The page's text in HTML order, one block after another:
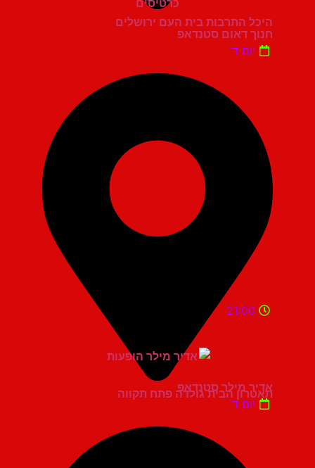
היכל התרבות בית העם ירושלים
חנוך דאום סטנדאפ
יום ד'
תאטרון הבית גולדה פתח תקווה
21:00
אדיר מילר סטנדאפ
יום ד'